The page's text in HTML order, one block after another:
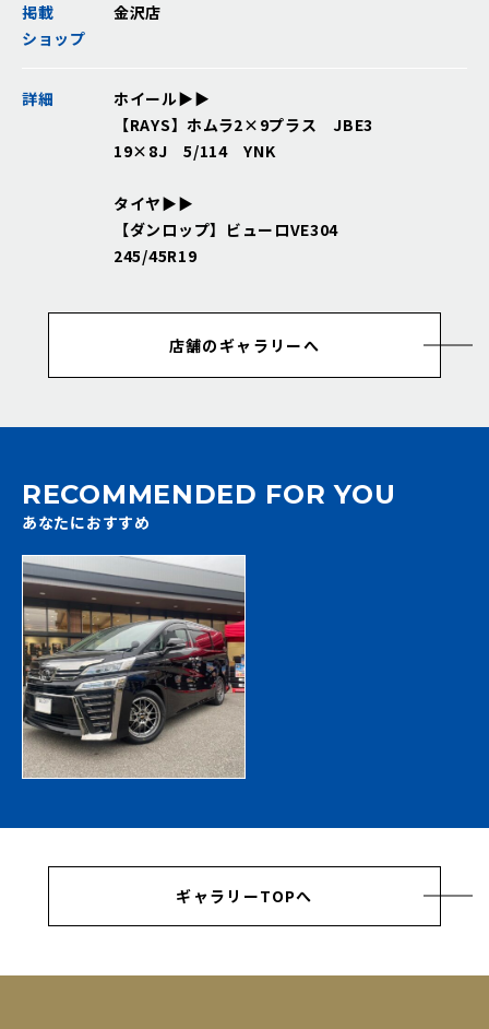
掲載
ショップ
金沢店
詳細
ホイール▶▶
【RAYS】ホムラ2×9プラス JBE3
19×8J 5/114 YNK
タイヤ▶▶
【ダンロップ】ビューロVE304
245/45R19
店舗のギャラリーへ
RECOMMENDED FOR YOU
あなたにおすすめ
ギャラリーTOPへ